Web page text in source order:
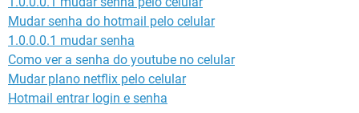
GUIA DE COMPRAS
Mudar senha do hotmail pelo celular
1.0.0.0.1 mudar senha
Como ver a senha do youtube no celular
Mudar plano netflix pelo celular
Hotmail entrar login e senha